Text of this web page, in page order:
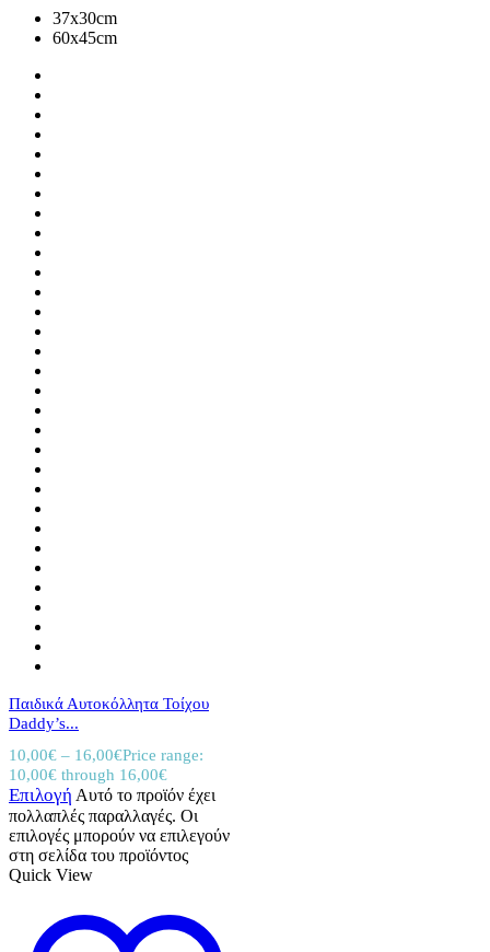
37x30cm
60x45cm
Παιδικά Αυτοκόλλητα Τοίχου
Daddy’s...
10,00€ – 16,00€Price range:
10,00€ through 16,00€
Επιλογή Αυτό το προϊόν έχει
πολλαπλές παραλλαγές. Οι
επιλογές μπορούν να επιλεγούν
στη σελίδα του προϊόντος
Quick View